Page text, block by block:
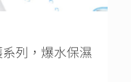
列，爆水保濕